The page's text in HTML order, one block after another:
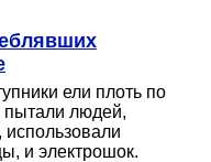
ели плоть по
людей,
использовали
и электрошок.